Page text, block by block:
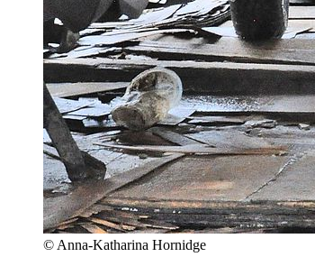
© Anna-Katharina Hornidge